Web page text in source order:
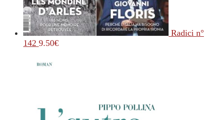
Radici n°
142 9.50€